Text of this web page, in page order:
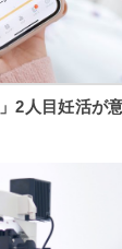
2人目妊活が